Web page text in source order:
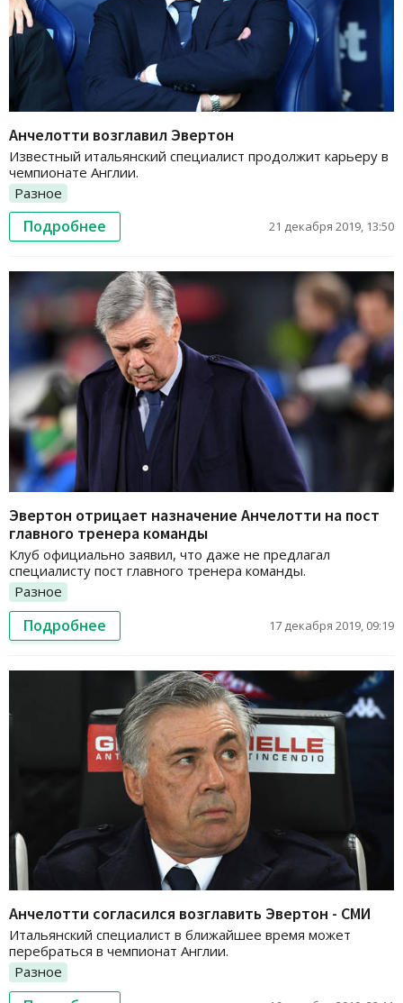
Анчелотти возглавил Эвертон
Известный итальянский специалист продолжит карьеру в
чемпионате Англии.
Разное
Подробнее 21 декабря 2019, 13:50
Эвертон отрицает назначение Анчелотти на пост
главного тренера команды
Клуб официально заявил, что даже не предлагал
специалисту пост главного тренера команды.
Разное
Подробнее 17 декабря 2019, 09:19
Анчелотти согласился возглавить Эвертон - СМИ
Итальянский специалист в ближайшее время может
перебраться в чемпионат Англии.
Разное